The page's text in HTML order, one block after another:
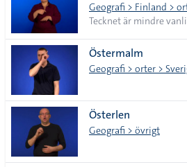
Geografi > Finland >
Tecknet är mindre
Östermalm
Geografi > orter >
Österlen
Geografi > övrigt